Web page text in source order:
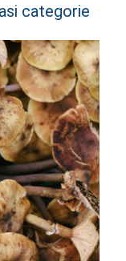
categorie